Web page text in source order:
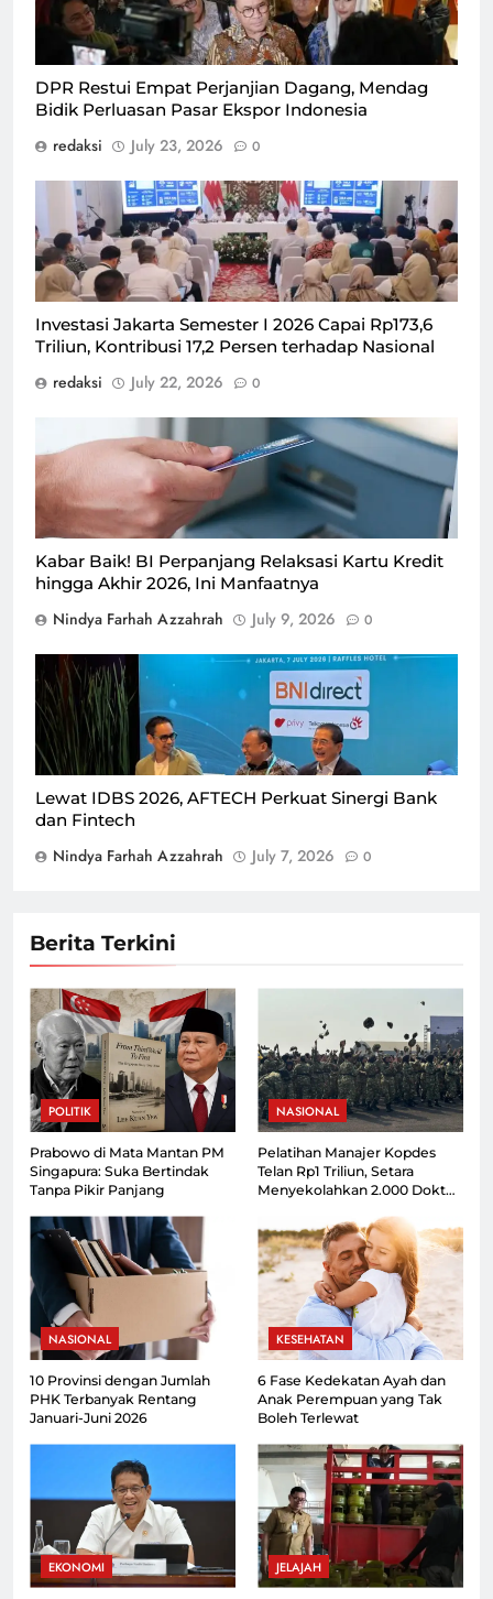
DPR Restui Empat Perjanjian Dagang, Mendag
Bidik Perluasan Pasar Ekspor Indonesia
redaksi July 23, 2026 0
Investasi Jakarta Semester I 2026 Capai Rp173,6
Triliun, Kontribusi 17,2 Persen terhadap Nasional
redaksi July 22, 2026 0
Ilustrasi kartu kredit/Foto : Dok. Freepik
Kabar Baik! BI Perpanjang Relaksasi Kartu Kredit
hingga Akhir 2026, Ini Manfaatnya
Nindya Farhah Azzahrah July 9, 2026 0
IDBS 2026 mengusung tema "Beyond Banking:
Redesigning Finance for Wellbeing and Growth in the
Real Economy"/Foto : Dok. GP Nindya
Lewat IDBS 2026, AFTECH Perkuat Sinergi Bank
dan Fintech
Nindya Farhah Azzahrah July 7, 2026 0
Berita Terkini
POLITIK
Prabowo di Mata Mantan PM
Singapura: Suka Bertindak
Tanpa Pikir Panjang
NASIONAL
Pelatihan Manajer Kopdes
Telan Rp1 Triliun, Setara
Menyekolahkan 2.000 Dokter
NASIONAL
10 Provinsi dengan Jumlah
PHK Terbanyak Rentang
Januari-Juni 2026
KESEHATAN
6 Fase Kedekatan Ayah dan
Anak Perempuan yang Tak
Boleh Terlewat
EKONOMI JELAJAH